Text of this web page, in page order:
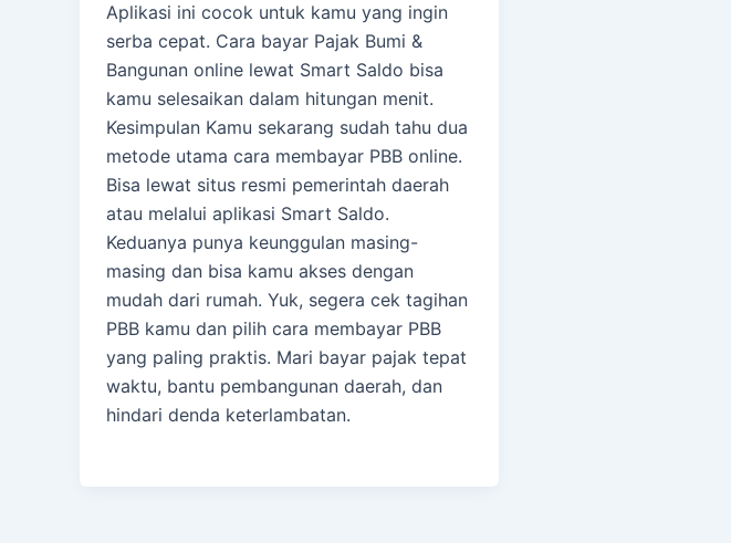
Aplikasi ini cocok untuk kamu yang ingin
serba cepat. Cara bayar Pajak Bumi &
Bangunan online lewat Smart Saldo bisa
kamu selesaikan dalam hitungan menit.
Kesimpulan Kamu sekarang sudah tahu dua
metode utama cara membayar PBB online.
Bisa lewat situs resmi pemerintah daerah
atau melalui aplikasi Smart Saldo.
Keduanya punya keunggulan masing-
masing dan bisa kamu akses dengan
mudah dari rumah. Yuk, segera cek tagihan
PBB kamu dan pilih cara membayar PBB
yang paling praktis. Mari bayar pajak tepat
waktu, bantu pembangunan daerah, dan
hindari denda keterlambatan.